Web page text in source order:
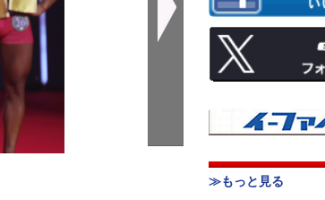
≫もっと見る